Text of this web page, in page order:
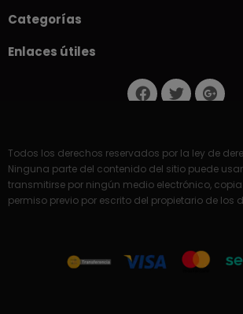
Categorías
Enlaces útiles
Todos los derechos reservados por la ley de
Ninguna parte del contenido del sitio puede
transmitirse por ningún medio electrónico,
permiso previo por escrito del propietario de los